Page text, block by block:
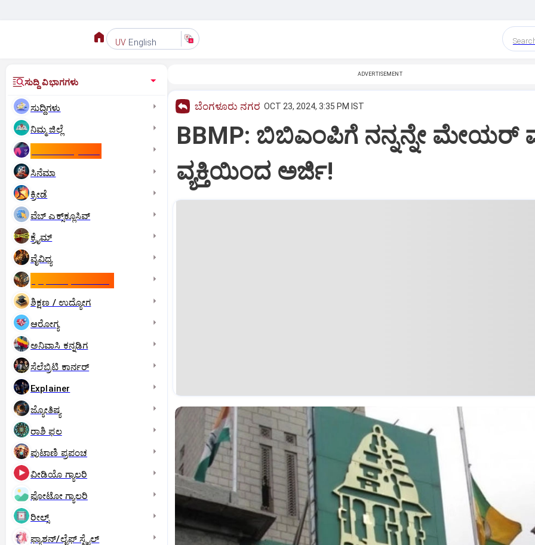
UV English
ಸುದ್ದಿ ವಿಭಾಗಗಳು
ಸುದ್ದಿಗಳು
ನಿಮ್ಮ ಜಿಲ್ಲೆ
ಸಿನೆಮಾ
ಕ್ರೀಡೆ
ವೆಬ್ ಎಕ್ಸ್‌ಕ್ಲೂಸಿವ್
ಕ್ರೈಮ್
ವೈವಿಧ್ಯ
ಶಿಕ್ಷಣ / ಉದ್ಯೋಗ
ಆರೋಗ್ಯ
ಅನಿವಾಸಿ ಕನ್ನಡಿಗ
ಸೆಲೆಬ್ರಿಟಿ ಕಾರ್ನರ್‌
Explainer
ಜ್ಯೋತಿಷ್ಯ
ರಾಶಿ ಫಲ
ಪುಟಾಣಿ ಪ್ರಪಂಚ
ವೀಡಿಯೊ ಗ್ಯಾಲರಿ
ಫೋಟೋ ಗ್ಯಾಲರಿ
ರೀಲ್ಸ್
ಫ್ಯಾಶನ್/ಲೈಫ್‌ ಸ್ಟೈಲ್
ADVERTISEMENT
ಬೆಂಗಳೂರು ನಗರ OCT 23, 2024, 3:35 PM IST
BBMP: ಬಿಬಿಎಂಪಿಗೆ ನನ್ನನ್ನೇ ಮೇಯರ್‌
ವ್ಯಕ್ತಿಯಿಂದ ಅರ್ಜಿ!